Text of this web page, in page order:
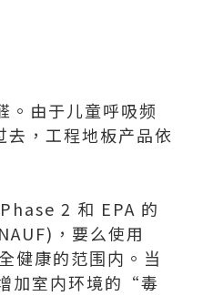
。由于儿童呼吸频
，工程地板产品依
2 和 EPA 的
，要么使用
健康的范围内。当
加室内环境的“毒